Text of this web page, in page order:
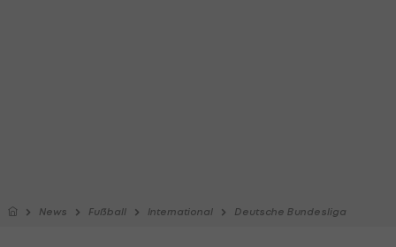
News Fußball International Deutsche Bundesliga